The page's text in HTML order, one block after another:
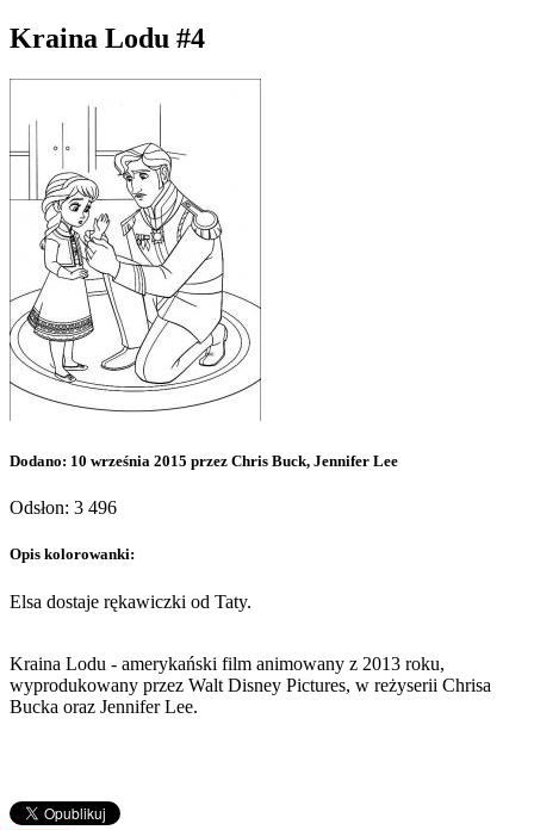
Kraina Lodu #4
Dodano: 10 września 2015 przez Chris Buck, Jennifer Lee
Odsłon: 3 496
Opis kolorowanki:
Elsa dostaje rękawiczki od Taty.
Kraina Lodu - amerykański film animowany z 2013 roku,
wyprodukowany przez Walt Disney Pictures, w reżyserii Chrisa
Bucka oraz Jennifer Lee.